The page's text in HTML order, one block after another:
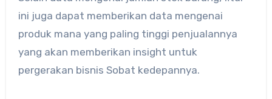
ini juga dapat memberikan data mengenai
produk mana yang paling tinggi penjualannya
yang akan memberikan insight untuk
pergerakan bisnis Sobat kedepannya.